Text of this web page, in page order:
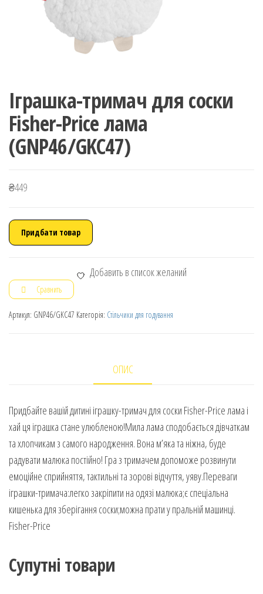
Іграшка-тримач для соски
Fisher-Price лама
(GNP46/GKC47)
₴449
Придбати товар
Добавить в список желаний
Сравнить
Артикул: GNP46/GKC47 Категорія: Стільчики для годування
ОПИС
Придбайте вашій дитині іграшку-тримач для соски Fisher-Price лама і
хай ця іграшка стане улюбленою!Мила лама сподобається дівчаткам
та хлопчикам з самого народження. Вона м’яка та ніжна, буде
радувати малюка постійно! Гра з тримачем допоможе розвинути
емоційне сприйняття, тактильні та зорові відчуття, уяву.Переваги
іграшки-тримача:легко закріпити на одязі малюка;є спеціальна
кишенька для зберігання соски;можна прати у пральній машинці.
Fisher-Price
Супутні товари